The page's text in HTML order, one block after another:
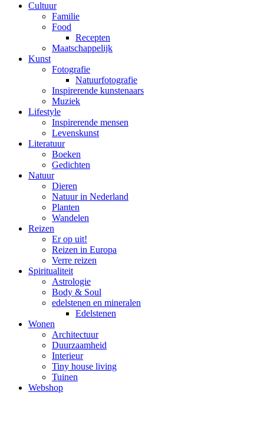
Cultuur
Familie
Food
Recepten
Maatschappelijk
Kunst
Fotografie
Natuurfotografie
Inspirerende kunstenaars
Muziek
Lifestyle
Inspirerende mensen
Levenskunst
Literatuur
Boeken
Gedichten
Natuur
Dieren
Natuur in Nederland
Planten
Wandelen
Reizen
Er op uit!
Reizen in Europa
Verre reizen
Spiritualiteit
Astrologie
Body & Soul
edelstenen en mineralen
Edelstenen
Wonen
Architectuur
Duurzaamheid
Interieur
Tiny house living
Tuinen
Webshop